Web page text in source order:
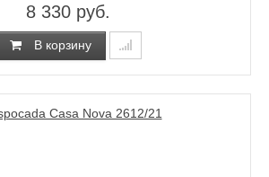
8 330 руб.
В корзину